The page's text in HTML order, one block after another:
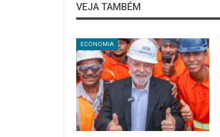
VEJA TAMBÉM
ECONOMIA